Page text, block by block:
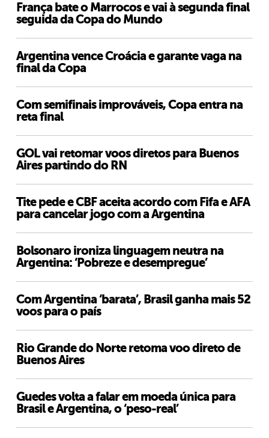
França bate o Marrocos e vai à segunda final
seguida da Copa do Mundo
Argentina vence Croácia e garante vaga na
final da Copa
Com semifinais improváveis, Copa entra na
reta final
GOL vai retomar voos diretos para Buenos
Aires partindo do RN
Tite pede e CBF aceita acordo com Fifa e AFA
para cancelar jogo com a Argentina
Bolsonaro ironiza linguagem neutra na
Argentina: ‘Pobreze e desempregue’
Com Argentina ‘barata’, Brasil ganha mais 52
voos para o país
Rio Grande do Norte retoma voo direto de
Buenos Aires
Guedes volta a falar em moeda única para
Brasil e Argentina, o ‘peso-real’